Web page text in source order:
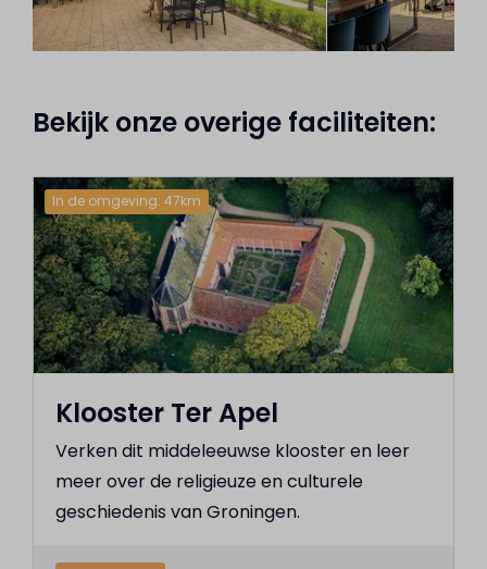
Bekijk onze overige faciliteiten:
In de omgeving: 47km
Klooster Ter Apel
Verken dit middeleeuwse klooster en leer
meer over de religieuze en culturele
geschiedenis van Groningen.